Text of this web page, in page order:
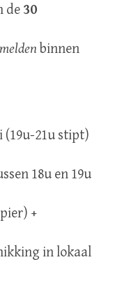
de 30
binnen
(19u-21u stipt)
18u en 19u
+
in lokaal